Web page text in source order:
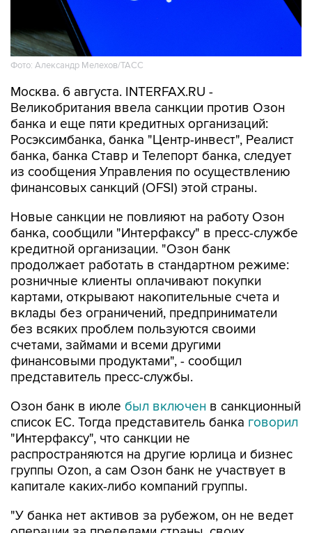
Фото: Александр Мелехов/ТАСС
Москва. 6 августа. INTERFAX.RU -
Великобритания ввела санкции против Озон
банка и еще пяти кредитных организаций:
Росэксимбанка, банка "Центр-инвест", Реалист
банка, банка Ставр и Телепорт банка, следует
из сообщения Управления по осуществлению
финансовых санкций (OFSI) этой страны.
Новые санкции не повлияют на работу Озон
банка, сообщили "Интерфаксу" в пресс-службе
кредитной организации. "Озон банк
продолжает работать в стандартном режиме:
розничные клиенты оплачивают покупки
картами, открывают накопительные счета и
вклады без ограничений, предприниматели
без всяких проблем пользуются своими
счетами, займами и всеми другими
финансовыми продуктами", - сообщил
представитель пресс-службы.
Озон банк в июле был включен в санкционный
список ЕС. Тогда представитель банка говорил
"Интерфаксу", что санкции не
распространяются на другие юрлица и бизнес
группы Ozon, а сам Озон банк не участвует в
капитале каких-либо компаний группы.
"У банка нет активов за рубежом, он не ведет